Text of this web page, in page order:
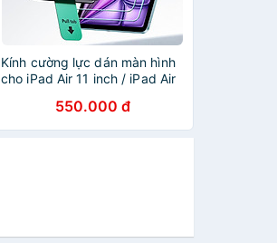
Kính cường lực dán màn hình
cho iPad Air 11 inch / iPad Air
ESR UltraFit Classic Screen
Protector - Hàng Chính Hãng
550.000 đ